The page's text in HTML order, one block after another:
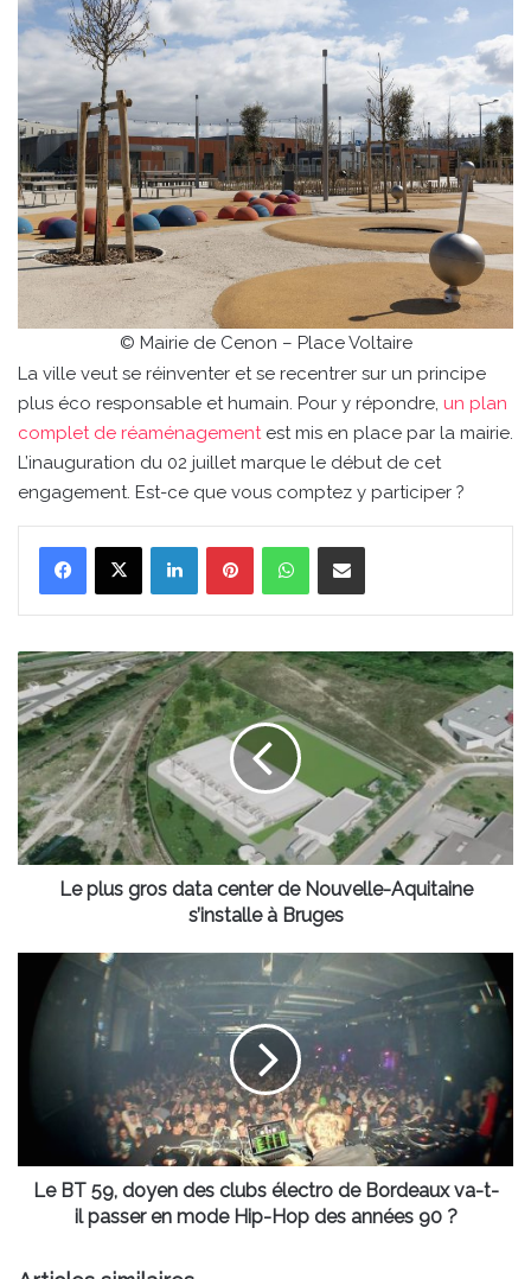
© Mairie de Cenon – Place Voltaire
La ville veut se réinventer et se recentrer sur un principe
plus éco responsable et humain. Pour y répondre, un plan
complet de réaménagementest mis en place par la mairie.
L’inauguration du 02 juillet marque le début de cet
engagement. Est-ce que vous comptez y participer ?
LinkedinPinterestWhatsAppPartager par email
Le
plus
gros
data
center
de
Nouvelle-
Aquitaine
s’installe
Le plus gros data center de Nouvelle-Aquitaine
s’installe à Bruges
Bordeaux
va-Le BT 59, doyen des clubs électro de Bordeaux va-t-
il passer en mode Hip-Hop des années 90 ?